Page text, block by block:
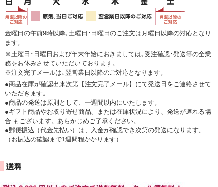
金曜日の午前9時以降､土曜日･日曜日のご注文は月曜日以降の対応となり
ます。
※土曜日･日曜日および年末年始におきましては､受注確認･発送等の全業
務をお休みさせていただいております。
※注文完了メールは､翌営業日以降のご対応となります。
●商品在庫が確認出来次第【注文完了メール】にて発送日をご連絡させて
いただきます。
●商品の発送は原則として、一週間以内にいたします。
●ギフト商品やお取り寄せ商品、または在庫状況により、発送が遅れる場
合 もございます。あらかじめご了承ください。
●郵便振込（代金先払い）は、入金が確認でき次第の発送になります。
（お振込の確認まで1週間程かかります）